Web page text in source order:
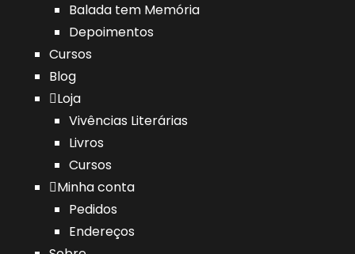
Balada tem Memória
Depoimentos
Cursos
Blog
Loja
Vivências Literárias
Livros
Cursos
Minha conta
Pedidos
Endereços